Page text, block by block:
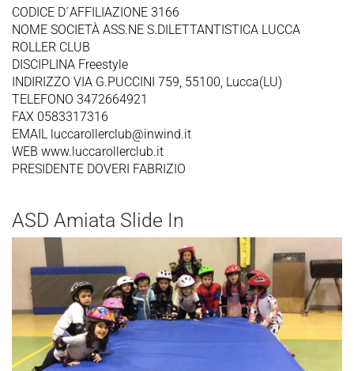
CODICE D´AFFILIAZIONE 3166
NOME SOCIETÀ ASS.NE S.DILETTANTISTICA LUCCA
ROLLER CLUB
DISCIPLINA Freestyle
INDIRIZZO VIA G.PUCCINI 759, 55100, Lucca(LU)
TELEFONO 3472664921
FAX 0583317316
EMAIL luccarollerclub@inwind.it
WEB www.luccarollerclub.it
PRESIDENTE DOVERI FABRIZIO
ASD Amiata Slide In